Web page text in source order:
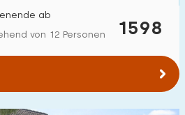
1598
ab
von 12 Personen